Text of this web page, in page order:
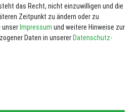
das Recht, nicht einzuwilligen und die
Zeitpunkt zu ändern oder zu
unser Impressum und weitere Hinweise zur
Daten in unserer Daten­schutz­